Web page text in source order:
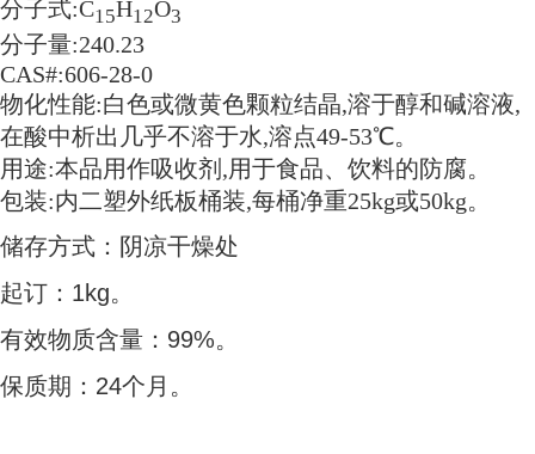
分子式:C15H12O3
分子量:240.23
CAS#:606-28-0
物化性能:白色或微黄色颗粒结晶,溶于醇和碱溶液,
在酸中析出几乎不溶于水,溶点49-53℃。
用途:本品用作吸收剂,用于食品、饮料的防腐。
包装:内二塑外纸板桶装,每桶净重25kg或50kg。
储存方式：阴凉干燥处
起订：1kg。
有效物质含量：99%。
保质期：24个月。